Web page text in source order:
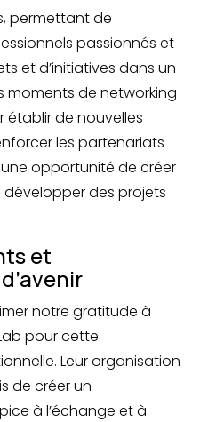
permettant de
passionnés et
et d’initiatives dans un
moments de networking
établir de nouvelles
les partenariats
opportunité de créer
des projets
et
notre gratitude à
pour cette
Leur organisation
de créer un
à l’échange et à